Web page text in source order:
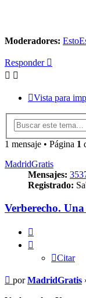
Moderadores:
Responder
Vista para
1 mensaje • Página 1
MadridGratis
Mensajes:
Registrado:
Verberecho. Una
Citar
Mensaje
porMadridGratis